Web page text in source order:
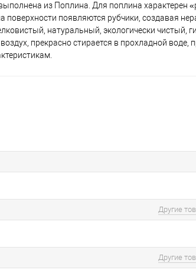
из Поплина. Для поплина характерен
поверхности появляются рубчики, создавая
натуральный, экологически чистый,
прекрасно стирается в прохладной воде,
Другие
Другие